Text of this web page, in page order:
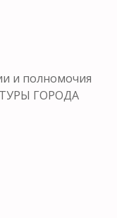
и полномочия
ГОРОДА